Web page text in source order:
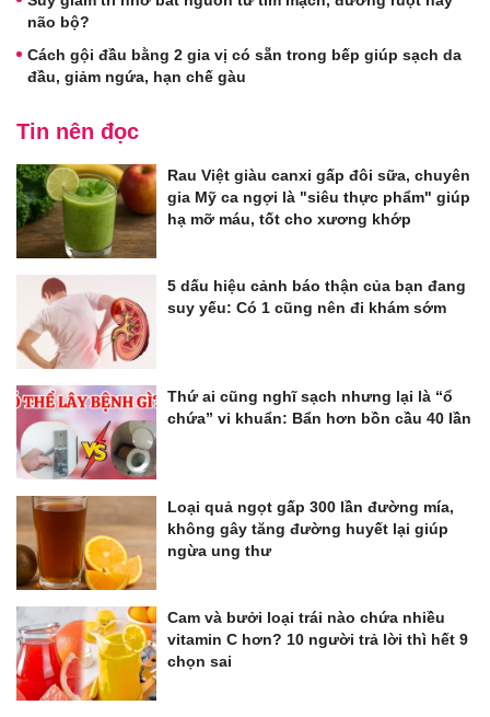
não bộ?
Cách gội đầu bằng 2 gia vị có sẵn trong bếp giúp sạch da
đầu, giảm ngứa, hạn chế gàu
Tin nên đọc
Rau Việt giàu canxi gấp đôi sữa, chuyên
gia Mỹ ca ngợi là "siêu thực phẩm" giúp
hạ mỡ máu, tốt cho xương khớp
5 dấu hiệu cảnh báo thận của bạn đang
suy yếu: Có 1 cũng nên đi khám sớm
Thứ ai cũng nghĩ sạch nhưng lại là “ổ
chứa” vi khuẩn: Bẩn hơn bồn cầu 40 lần
Loại quả ngọt gấp 300 lần đường mía,
không gây tăng đường huyết lại giúp
ngừa ung thư
Cam và bưởi loại trái nào chứa nhiều
vitamin C hơn? 10 người trả lời thì hết 9
chọn sai